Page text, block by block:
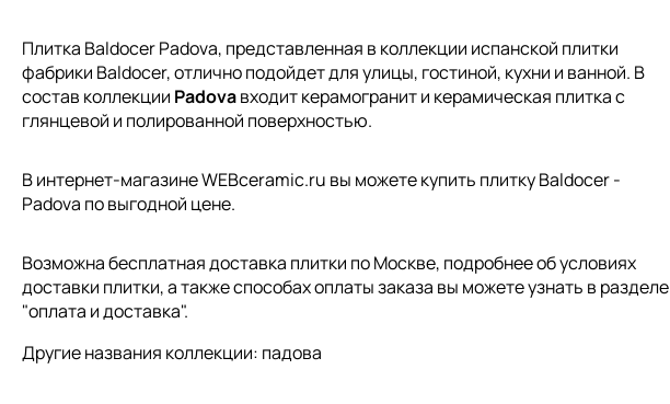
Плитка Baldocer Padova, представленная в коллекции испанской плитки
фабрики Baldocer, отлично подойдет для улицы, гостиной, кухни и ванной. В
состав коллекции Padovaвходит керамогранит и керамическая плитка с
глянцевой и полированной поверхностью.
В интернет-магазине WEBceramic.ru вы можете купить плитку Baldocer -
Padova по выгодной цене.
Возможна бесплатная доставка плитки по Москве, подробнее об условиях
доставки плитки, а также способах оплаты заказа вы можете узнать в разделе
"оплата и доставка".
Другие названия коллекции: падова